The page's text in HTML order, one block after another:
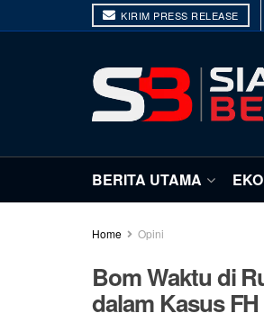
KIRIM PRESS RELEASE
BERITA UTAMA
Home Opini
Bom Waktu di
dalam Kasus FH